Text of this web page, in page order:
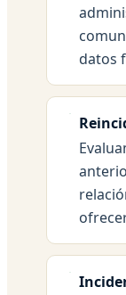
datos